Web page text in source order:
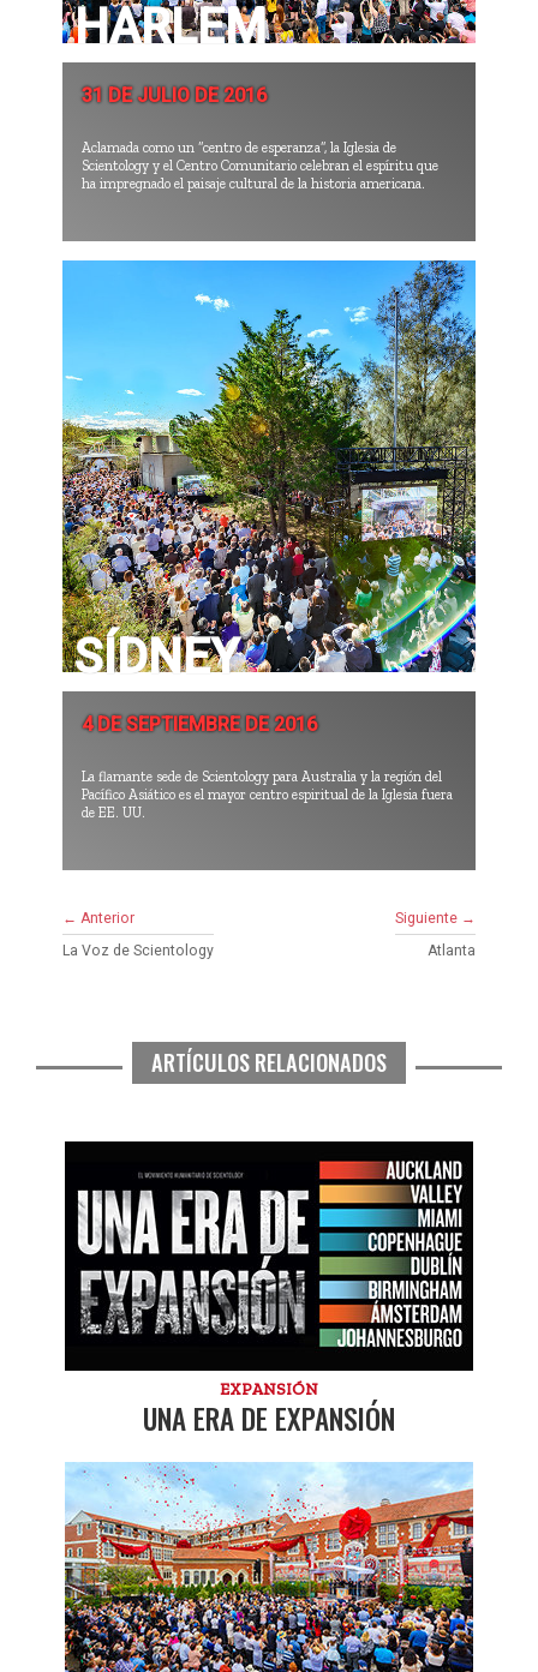
HARLEM
31 DE JULIO DE 2016
Aclamada como un “centro de esperanza”, la Iglesia de
Scientology y el Centro Comunitario celebran el espíritu que
ha impregnado el paisaje cultural de la historia americana.
SÍDNEY
4 DE SEPTIEMBRE DE 2016
La flamante sede de Scientology para Australia y la región del
Pacífico Asiático es el mayor centro espiritual de la Iglesia fuera
de EE. UU.
← Anterior
La Voz de Scientology
Siguiente →
Atlanta
ARTÍCULOS RELACIONADOS
EXPANSIÓN
UNA ERA DE EXPANSIÓN